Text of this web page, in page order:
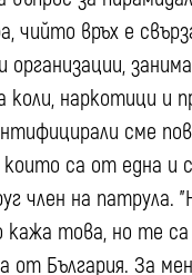
чийто връх е
организации,
коли, наркотици и
сме
са от една и
член на патрула.
кажа това, но те
от България. За